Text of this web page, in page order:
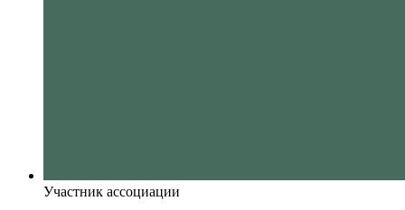
Участник ассоциации